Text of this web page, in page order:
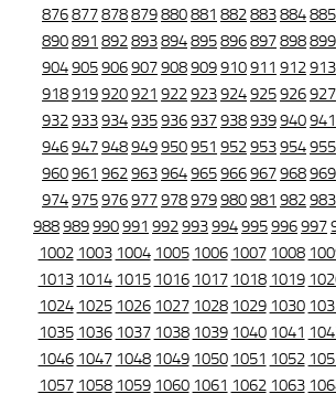
876877878879880881 882883884885
890891 892893894895896897898899
904905906907908909910911 912913
918919920921 922923924925926927
932933934935936937938939940941
946947948949950951 952953954955
960961 962963964965966967968969
974975976977978979980981 982983
988989990991 992993994995996997
1002 1003 1004 1005 1006 1007 1008
1013 1014 1015 1016 1017 1018 1019
1024 1025 1026 1027 1028 1029 1030
1035 1036 1037 1038 1039 1040 1041
1046 1047 1048 1049 1050 1051 1052
1057 1058 1059 1060 1061 1062 1063